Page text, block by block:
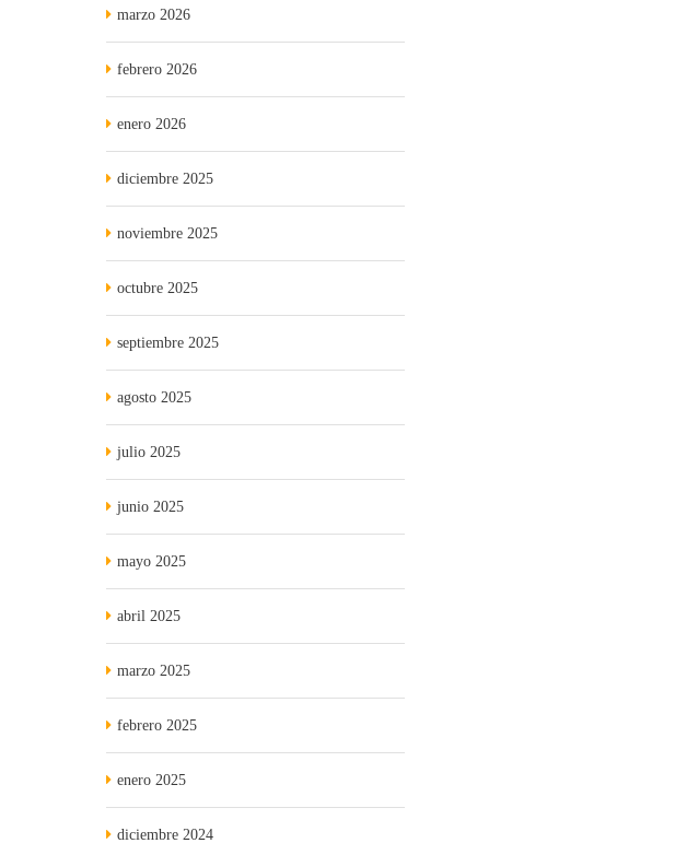
marzo 2026
febrero 2026
enero 2026
diciembre 2025
noviembre 2025
octubre 2025
septiembre 2025
agosto 2025
julio 2025
junio 2025
mayo 2025
abril 2025
marzo 2025
febrero 2025
enero 2025
diciembre 2024